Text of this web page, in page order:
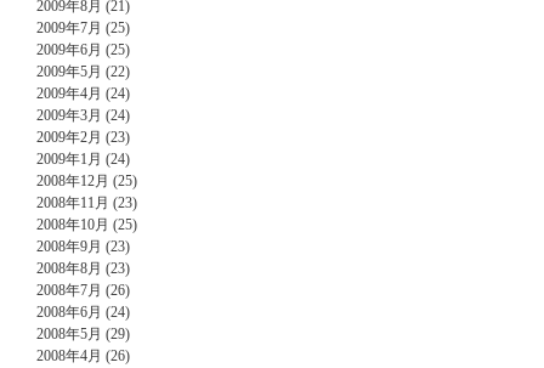
2009年8月 (21)
2009年7月 (25)
2009年6月 (25)
2009年5月 (22)
2009年4月 (24)
2009年3月 (24)
2009年2月 (23)
2009年1月 (24)
2008年12月 (25)
2008年11月 (23)
2008年10月 (25)
2008年9月 (23)
2008年8月 (23)
2008年7月 (26)
2008年6月 (24)
2008年5月 (29)
2008年4月 (26)